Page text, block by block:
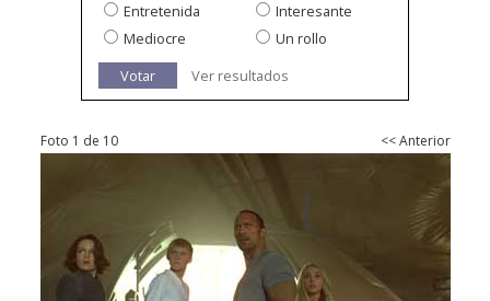
Entretenida
Interesante
Mediocre
Un rollo
Votar
Ver resultados
Foto 1 de 10 << Anterior